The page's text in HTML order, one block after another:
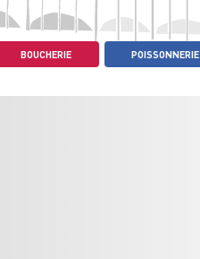
BOUCHERIE POISSONNERIE